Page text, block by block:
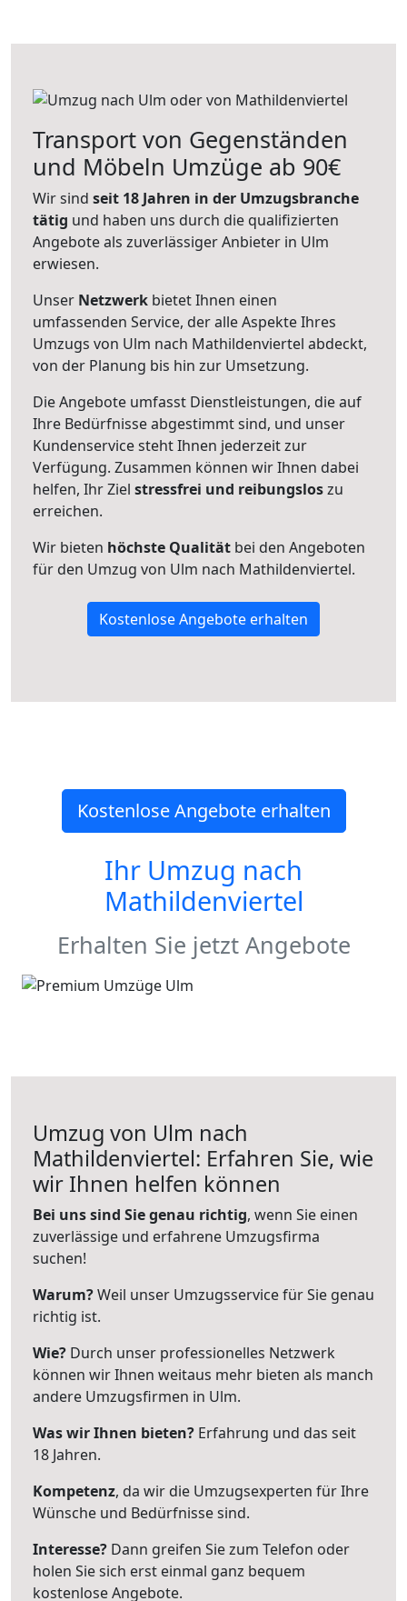
Transport von Gegenständen
und Möbeln Umzüge ab 90€
Wir sind seit 18 Jahren in der Umzugsbranche
tätig und haben uns durch die qualifizierten
Angebote als zuverlässiger Anbieter in Ulm
erwiesen.
Unser Netzwerk bietet Ihnen einen
umfassenden Service, der alle Aspekte Ihres
Umzugs von Ulm nach Mathildenviertel abdeckt,
von der Planung bis hin zur Umsetzung.
Die Angebote umfasst Dienstleistungen, die auf
Ihre Bedürfnisse abgestimmt sind, und unser
Kundenservice steht Ihnen jederzeit zur
Verfügung. Zusammen können wir Ihnen dabei
helfen, Ihr Ziel stressfrei und reibungsloszu
erreichen.
Wir bieten höchste Qualität bei den Angeboten
für den Umzug von Ulm nach Mathildenviertel.
Kostenlose Angebote erhalten
Kostenlose Angebote erhalten
Ihr Umzug nach
Mathildenviertel
Erhalten Sie jetzt Angebote
Umzug von Ulm nach
Mathildenviertel: Erfahren Sie, wie
wir Ihnen helfen können
Bei uns sind Sie genau richtig, wenn Sie einen
zuverlässige und erfahrene Umzugsfirma
suchen!
Warum?Weil unser Umzugsservice für Sie genau
richtig ist.
Wie? Durch unser professionelles Netzwerk
können wir Ihnen weitaus mehr bieten als manch
andere Umzugsfirmen in Ulm.
Was wir Ihnen bieten? Erfahrung und das seit
18 Jahren.
Kompetenz, da wir die Umzugsexperten für Ihre
Wünsche und Bedürfnisse sind.
Interesse? Dann greifen Sie zum Telefon oder
holen Sie sich erst einmal ganz bequem
kostenlose Angebote.